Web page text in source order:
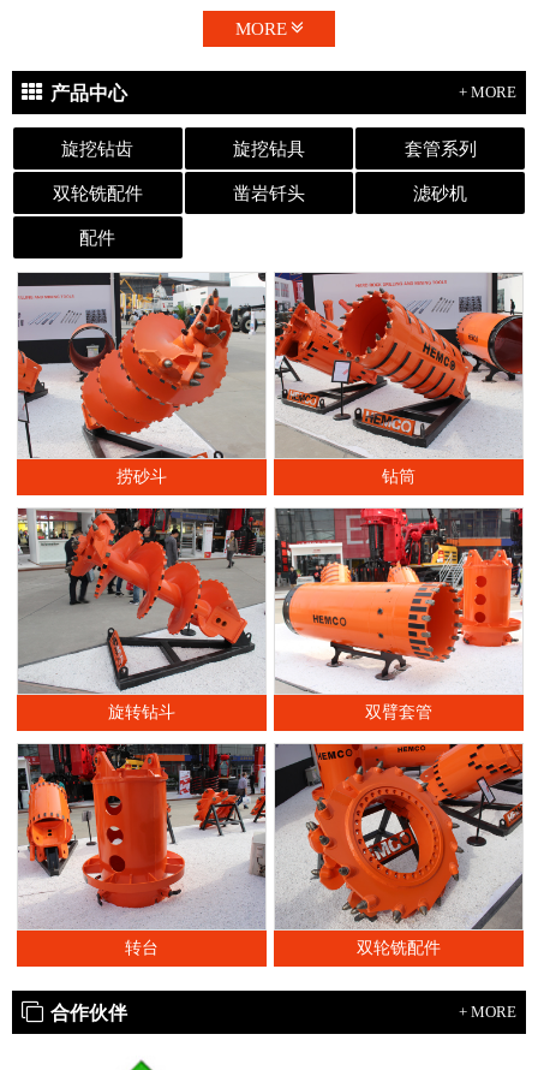
MORE
产品中心 + MORE
旋挖钻齿 旋挖钻具 套管系列
双轮铣配件 凿岩钎头 滤砂机
配件
捞砂斗 钻筒
旋转钻斗 双臂套管
转台 双轮铣配件
合作伙伴 + MORE